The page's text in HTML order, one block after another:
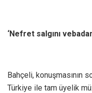
‘Nefret salgını
Bahçeli, konuşmasının
Türkiye ile tam üyelik